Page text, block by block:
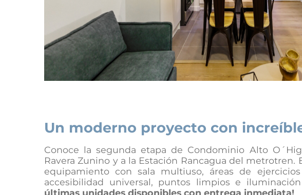
Un moderno proyecto con
Conoce la segunda etapa de Condominio Alto
Ravera Zunino y a la Estación Rancagua del
equipamiento con sala multiuso, áreas de
accesibilidad universal, puntos limpios e
últimas unidades disponibles con entrega inmediata!